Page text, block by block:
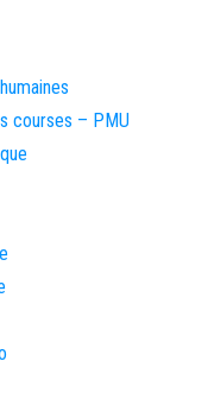
courses – PMU